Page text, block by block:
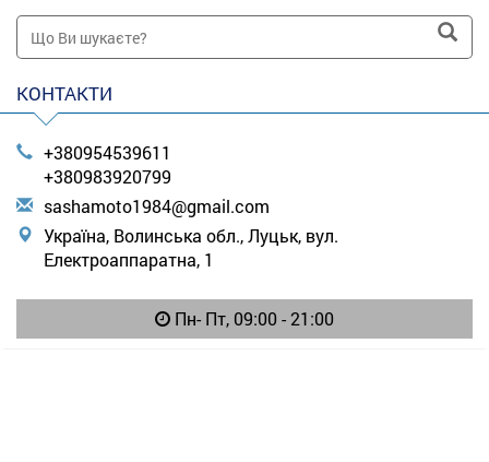
КОНТАКТИ
+380954539611
+380983920799
sashamoto1984@gmail.com
Україна, Волинська обл., Луцьк, вул.
Електроаппаратна, 1
Пн- Пт, 09:00 - 21:00